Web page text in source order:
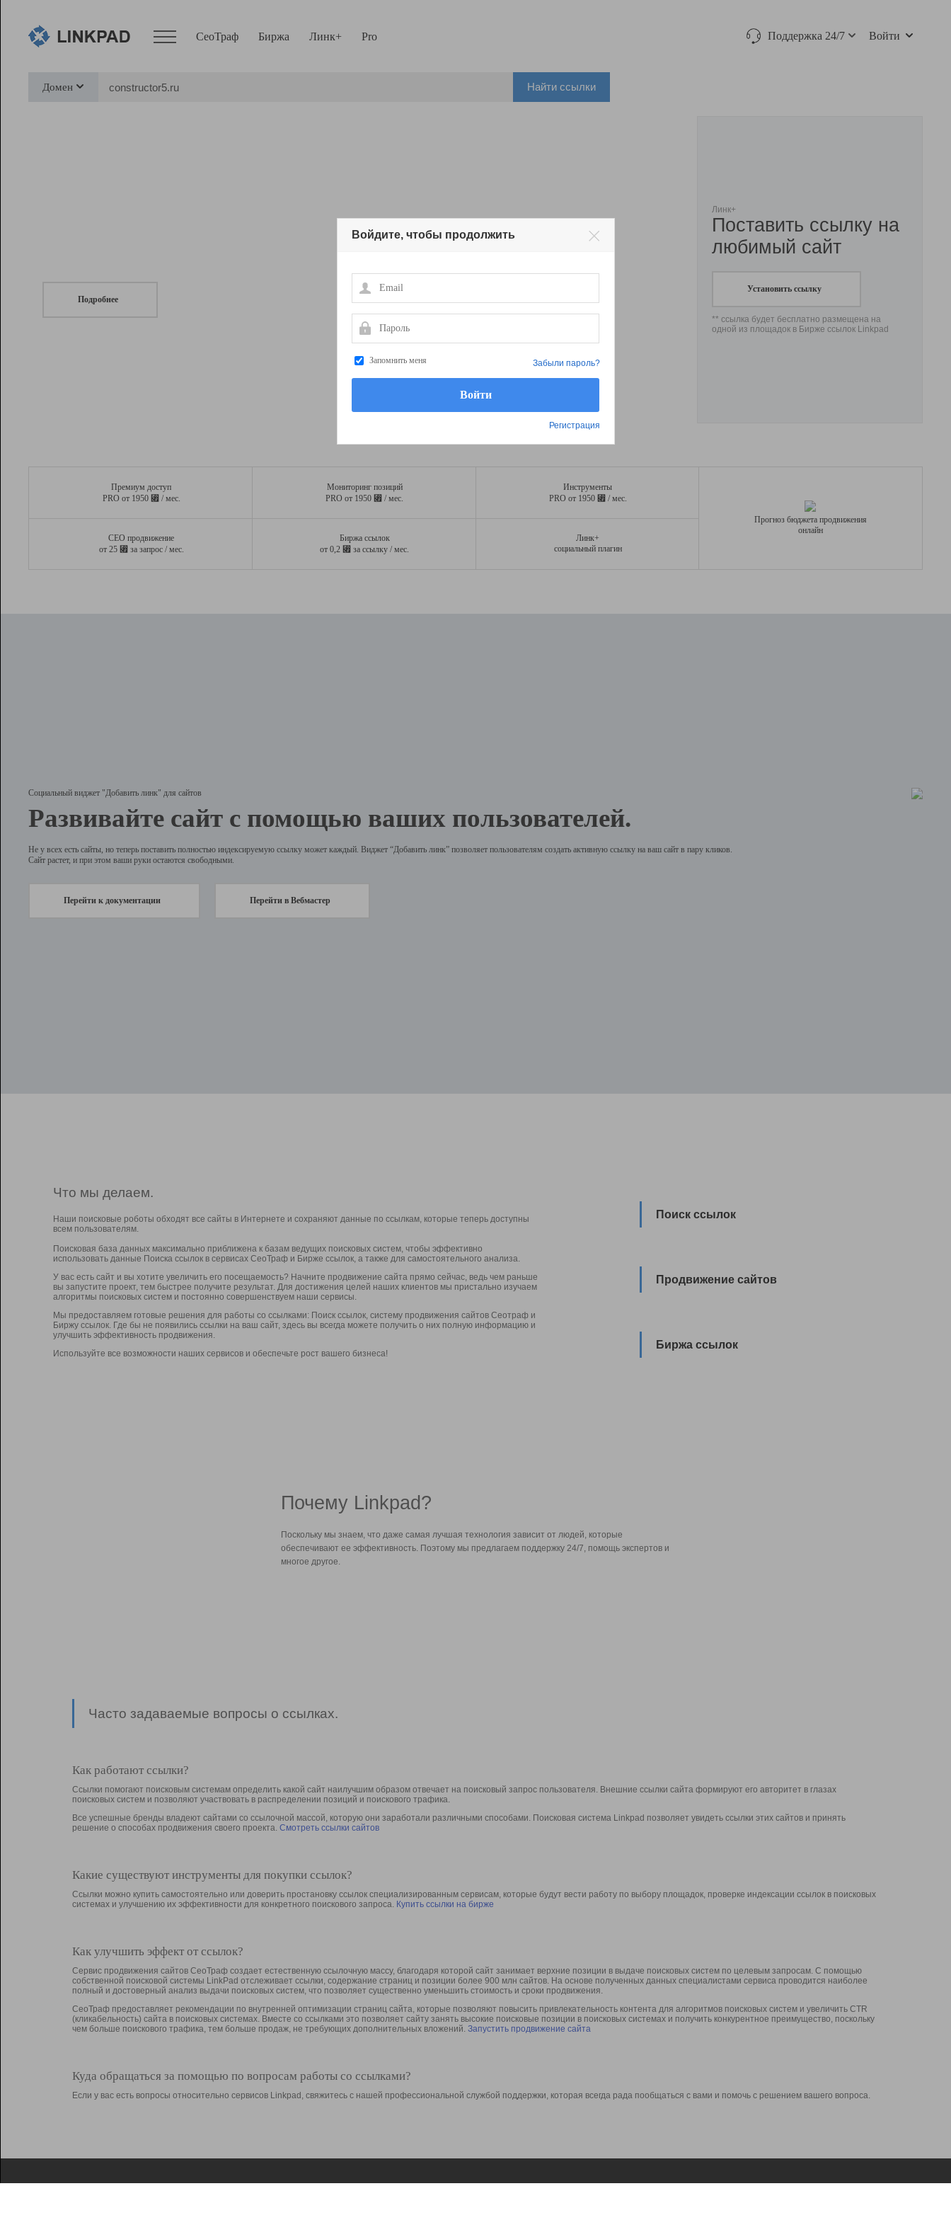
СеоТраф Биржа Линк+ Pro Поддержка 24/7 Войти
Домен Найти ссылки
Подробнее
Линк+
Поставить ссылку на
любимый сайт
Установить ссылку
** ссылка будет бесплатно размещена на
одной из площадок в Бирже ссылок Linkpad
Премиум доступ
PRO от 1950 ⃏ / мес.
Мониторинг позиций
PRO от 1950 ⃏ / мес.
Инструменты
PRO от 1950 ⃏ / мес.
СЕО продвижение
от 25 ⃏ за запрос / мес.
Биржа ссылок
от 0,2 ⃏ за ссылку / мес.
Линк+
социальный плагин
Прогноз бюджета продвижения
онлайн
Социальный виджет "Добавить линк" для сайтов
Развивайте сайт с помощью ваших пользователей.
Не у всех есть сайты, но теперь поставить полностью индексируемую ссылку может каждый. Виджет “Добавить линк” позволяет пользователям создать активную ссылку на ваш сайт в пару кликов.
Сайт растет, и при этом ваши руки остаются свободными.
Перейти к документации Перейти в Вебмастер
Что мы делаем.
Наши поисковые роботы обходят все сайты в Интернете и сохраняют данные по ссылкам, которые теперь доступны
всем пользователям.
Поисковая база данных максимально приближена к базам ведущих поисковых систем, чтобы эффективно
использовать данные Поиска ссылок в сервисах СеоТраф и Бирже ссылок, а также для самостоятельного анализа.
У вас есть сайт и вы хотите увеличить его посещаемость? Начните продвижение сайта прямо сейчас, ведь чем раньше
вы запустите проект, тем быстрее получите результат. Для достижения целей наших клиентов мы пристально изучаем
алгоритмы поисковых систем и постоянно совершенствуем наши сервисы.
Мы предоставляем готовые решения для работы со ссылками: Поиск ссылок, систему продвижения сайтов Сеотраф и
Биржу ссылок. Где бы не появились ссылки на ваш сайт, здесь вы всегда можете получить о них полную информацию и
улучшить эффективность продвижения.
Используйте все возможности наших сервисов и обеспечьте рост вашего бизнеса!
Поиск ссылок
Продвижение сайтов
Биржа ссылок
Почему Linkpad?
Поскольку мы знаем, что даже самая лучшая технология зависит от людей, которые
обеспечивают ее эффективность. Поэтому мы предлагаем поддержку 24/7, помощь экспертов и
многое другое.
Часто задаваемые вопросы о ссылках.
Как работают ссылки?
Ссылки помогают поисковым системам определить какой сайт наилучшим образом отвечает на поисковый запрос пользователя. Внешние ссылки сайта формируют его авторитет в глазах
поисковых систем и позволяют участвовать в раcпределении позиций и поискового трафика.
Все успешные бренды владеют сайтами со ссылочной массой, которую они заработали различными способами. Поисковая система Linkpad позволяет увидеть ссылки этих сайтов и принять
решение о способах продвижения своего проекта. Смотреть ссылки сайтов
Какие существуют инструменты для покупки ссылок?
Ссылки можно купить самостоятельно или доверить простановку ссылок специализированным сервисам, которые будут вести работу по выбору площадок, проверке индексации ссылок в поисковых
системах и улучшению их эффективности для конкретного поискового запроса. Купить ссылки на бирже
Как улучшить эффект от ссылок?
Сервис продвижения сайтов СеоТраф создает естественную ссылочную массу, благодаря которой сайт занимает верхние позиции в выдаче поисковых систем по целевым запросам. С помощью
собственной поисковой системы LinkPad отслеживает ссылки, содержание страниц и позиции более 900 млн сайтов. На основе полученных данных специалистами сервиса проводится наиболее
полный и достоверный анализ выдачи поисковых систем, что позволяет существенно уменьшить стоимость и сроки продвижения.
СеоТраф предоставляет рекомендации по внутренней оптимизации страниц сайта, которые позволяют повысить привлекательность контента для алгоритмов поисковых систем и увеличить CTR
(кликабельность) сайта в поисковых системах. Вместе со ссылками это позволяет сайту занять высокие поисковые позиции в поисковых системах и получить конкурентное преимущество, поскольку
чем больше поискового трафика, тем больше продаж, не требующих дополнительных вложений. Запустить продвижение сайта
Куда обращаться за помощью по вопросам работы со ссылками?
Если у вас есть вопросы относительно сервисов Linkpad, свяжитесь с нашей профессиональной службой поддержки, которая всегда рада пообщаться с вами и помочь с решением вашего вопроса.
Войдите, чтобы продолжить
Email
Пароль
Запомнить меня
Регистрация
Забыли пароль?